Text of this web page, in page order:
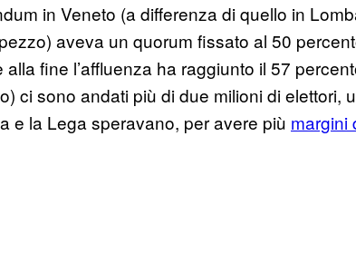
in Veneto (a differenza di quello in
aveva un quorum fissato al 50
fine l’affluenza ha raggiunto il 57
ci sono andati più di due milioni di elettori,
e la Lega speravano, per avere più margini